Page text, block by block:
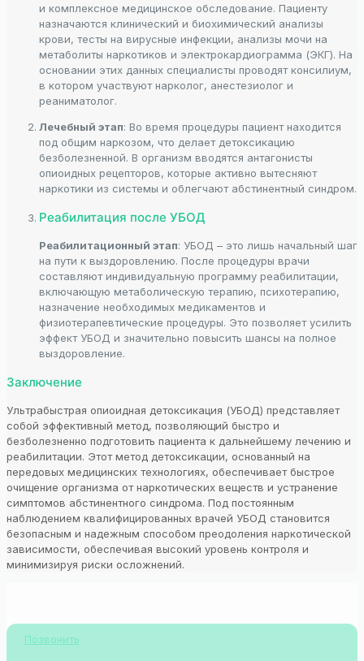
и комплексное медицинское обследование. Пациенту
назначаются клинический и биохимический анализы
крови, тесты на вирусные инфекции, анализы мочи на
метаболиты наркотиков и электрокардиограмма (ЭКГ). На
основании этих данных специалисты проводят консилиум,
в котором участвуют нарколог, анестезиолог и
реаниматолог.
Лечебный этап: Во время процедуры пациент находится
под общим наркозом, что делает детоксикацию
безболезненной. В организм вводятся антагонисты
опиоидных рецепторов, которые активно вытесняют
наркотики из системы и облегчают абстинентный синдром.
Реабилитация после УБОД
Реабилитационный этап: УБОД – это лишь начальный шаг
на пути к выздоровлению. После процедуры врачи
составляют индивидуальную программу реабилитации,
включающую метаболическую терапию, психотерапию,
назначение необходимых медикаментов и
физиотерапевтические процедуры. Это позволяет усилить
эффект УБОД и значительно повысить шансы на полное
выздоровление.
Заключение
Ультрабыстрая опиоидная детоксикация (УБОД) представляет
собой эффективный метод, позволяющий быстро и
безболезненно подготовить пациента к дальнейшему лечению и
реабилитации. Этот метод детоксикации, основанный на
передовых медицинских технологиях, обеспечивает быстрое
очищение организма от наркотических веществ и устранение
симптомов абстинентного синдрома. Под постоянным
наблюдением квалифицированных врачей УБОД становится
безопасным и надежным способом преодоления наркотической
зависимости, обеспечивая высокий уровень контроля и
минимизируя риски осложнений.
Позвонить